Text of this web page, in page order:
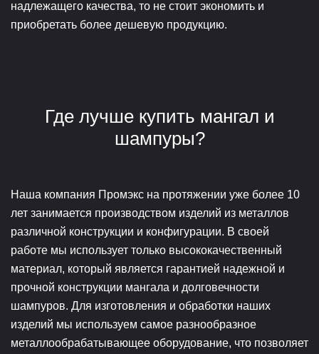
надлежащего качества, то не стоит экономить и
приобретать более дешевую продукцию.
Где лучше купить мангал и
шампуры?
Наша компания Промэкс на протяжении уже более 10
лет занимается производством изделий из металлов
различной конструкции и конфигурации. В своей
работе мы использует только высококачественный
материал, который является гарантией надежной и
прочной конструкции мангала и долговечности
шампуров. Для изготовления и обработки наших
изделий мы используем самое разнообразное
металлообрабатывающее оборудование, что позволяет